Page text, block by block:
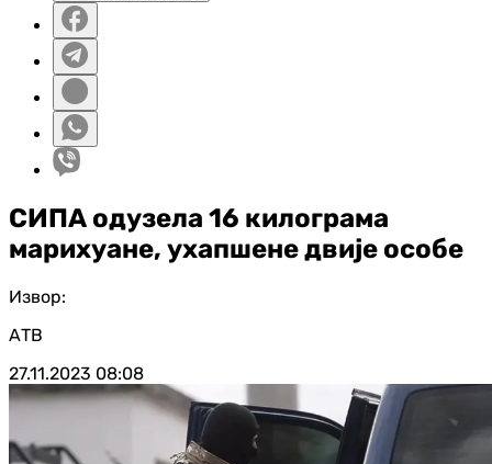
СИПА одузела 16 килограма
марихуане, ухапшене двије особе
Извор:
АТВ
27.11.2023 08:08